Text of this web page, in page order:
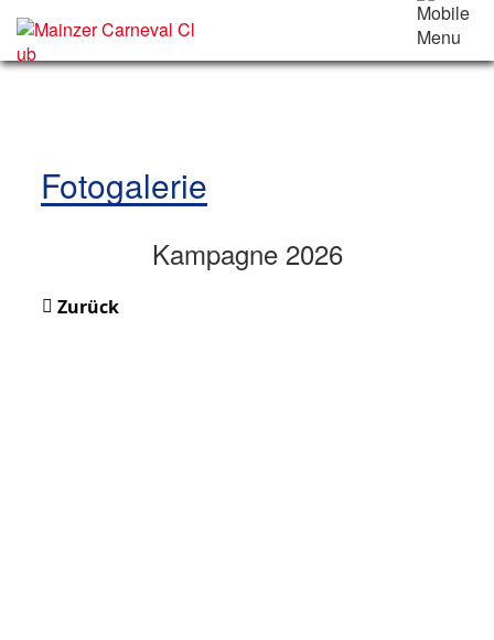
Fotogalerie
Kampagne 2026
Zurück